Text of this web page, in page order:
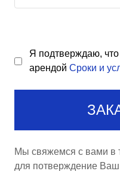
Я подтверждаю, что
арендой Сроки и
Мы свяжемся с вами в
для потверждение Ваш